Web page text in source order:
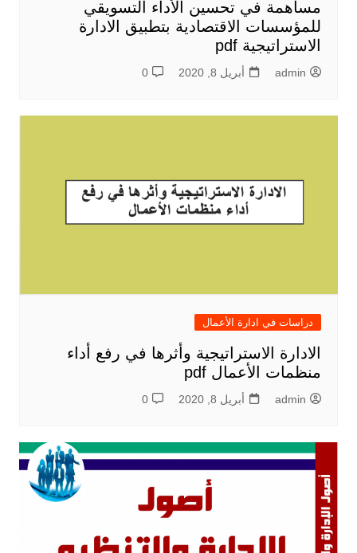
مساهمة في تحسين الأداء التسويقي
للمؤسسات الاقتصادية بتطبيق الادارة
الاستراتيجية pdf
admin أبريل 8, 2020 0
دراسات في ادارة الأعمال
الادارة الاستراتيجية وأثرها في رفع أداء
منظمات الأعمال pdf
admin أبريل 8, 2020 0